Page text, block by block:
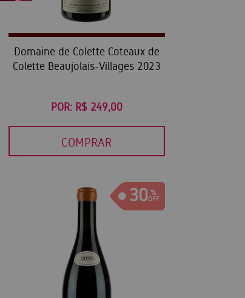
Domaine de Colette Coteaux de
Colette Beaujolais-Villages 2023
POR: R$ 249,00
COMPRAR
30